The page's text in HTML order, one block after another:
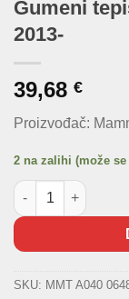
Gumeni
2013-
39,68 €
Proizvođač:
2 na zalihi (može
Gumeni tepisi
SKU: MMT A040